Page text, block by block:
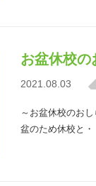
お盆休校の
2021.08.03
～お盆休校のお
盆のため休校と・